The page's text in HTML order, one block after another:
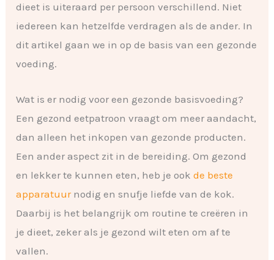
dieet is uiteraard per persoon verschillend. Niet
iedereen kan hetzelfde verdragen als de ander. In
dit artikel gaan we in op de basis van een gezonde
voeding.
Wat is er nodig voor een gezonde basisvoeding?
Een gezond eetpatroon vraagt om meer aandacht,
dan alleen het inkopen van gezonde producten.
Een ander aspect zit in de bereiding. Om gezond
en lekker te kunnen eten, heb je ookde beste
apparatuurnodig en snufje liefde van de kok.
Daarbij is het belangrijk om routine te creëren in
je dieet, zeker als je gezond wilt eten om af te
vallen.